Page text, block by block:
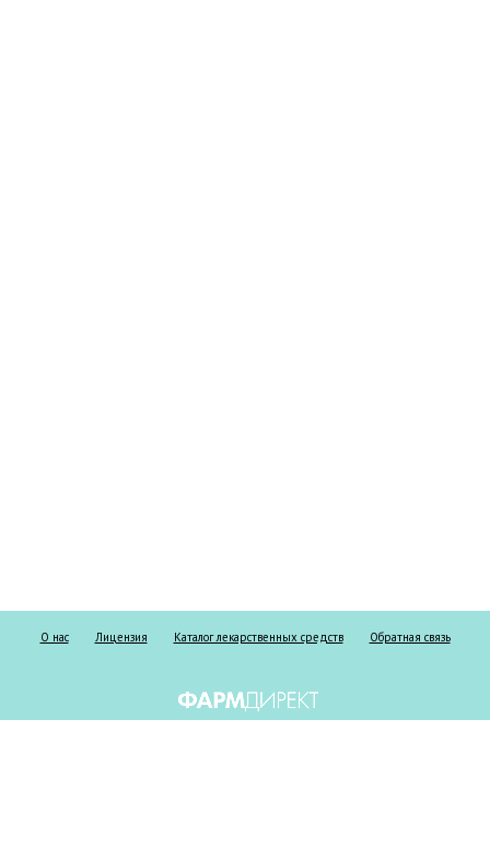
О нас Лицензия Каталог лекарственных средств Обратная связь